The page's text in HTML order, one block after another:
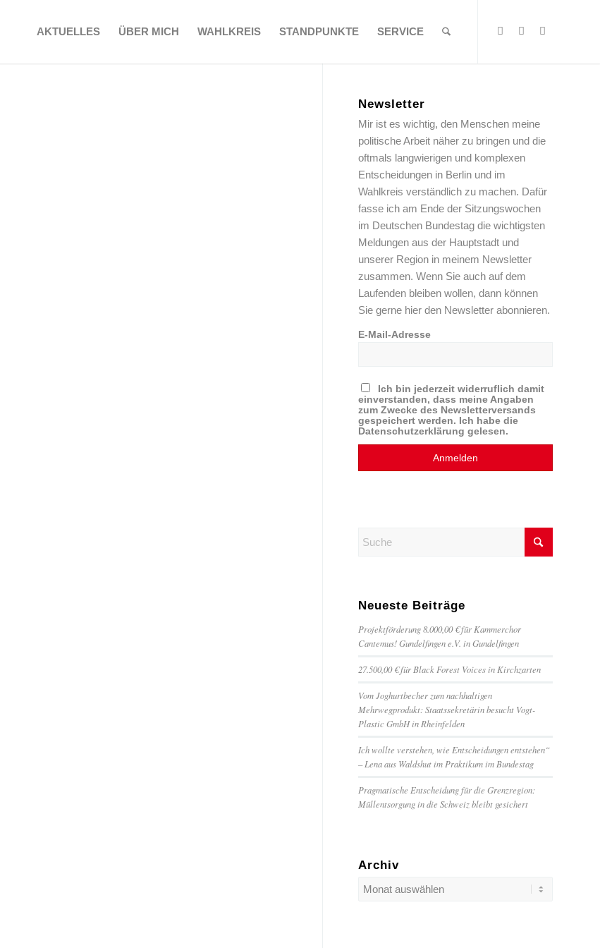
AKTUELLES ÜBER MICH WAHLKREIS STANDPUNKTE SERVICE
Newsletter
Mir ist es wichtig, den Menschen meine
politische Arbeit näher zu bringen und die
oftmals langwierigen und komplexen
Entscheidungen in Berlin und im
Wahlkreis verständlich zu machen. Dafür
fasse ich am Ende der Sitzungswochen
im Deutschen Bundestag die wichtigsten
Meldungen aus der Hauptstadt und
unserer Region in meinem Newsletter
zusammen. Wenn Sie auch auf dem
Laufenden bleiben wollen, dann können
Sie gerne hier den Newsletter abonnieren.
E-Mail-Adresse
Ich bin jederzeit widerruflich damit
einverstanden, dass meine Angaben
zum Zwecke des Newsletterversands
gespeichert werden. Ich habe die
Datenschutzerklärung gelesen.
Neueste Beiträge
Projektförderung 8.000,00 € für Kammerchor
Cantemus! Gundelfingen e.V. in Gundelfingen
27.500,00 € für Black Forest Voices in Kirchzarten
Vom Joghurtbecher zum nachhaltigen
Mehrwegprodukt: Staatssekretärin besucht Vogt-
Plastic GmbH in Rheinfelden
Ich wollte verstehen, wie Entscheidungen entstehen“
– Lena aus Waldshut im Praktikum im Bundestag
Pragmatische Entscheidung für die Grenzregion:
Müllentsorgung in die Schweiz bleibt gesichert
Archiv